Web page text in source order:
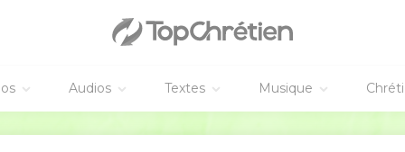
Audios Textes Musique
paroles de Dieu, qui a accès à la science du Très-Haut, qui
n’est pas pour maintenant, je le contemple, mais non de
son ennemi, tombera en sa possession. Le peuple d’Israël